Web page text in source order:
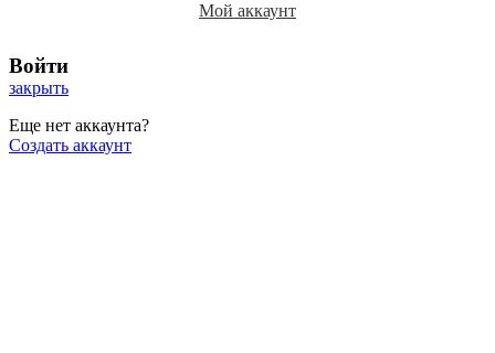
Мой аккаунт
Войти
закрыть
Еще нет аккаунта?
Создать аккаунт